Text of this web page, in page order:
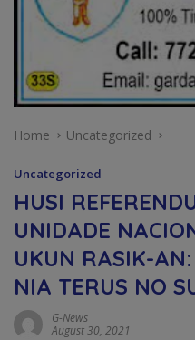
Home Uncategorized
Uncategorized
HUSI
UNIDADE
UKUN RASIK-
NIA TERUS NO
G-News
August 30, 2021